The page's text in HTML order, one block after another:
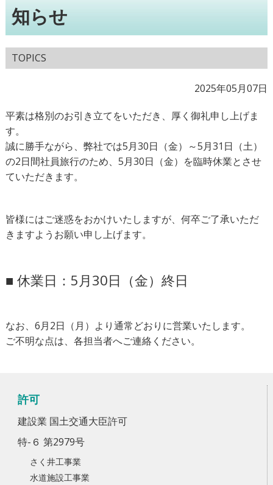
知らせ
TOPICS
2025年05月07日
平素は格別のお引き立てをいただき、厚く御礼申し上げま
す。
誠に勝手ながら、弊社では5月30日（金）～5月31日（土）
の2日間社員旅行のため、5月30日（金）を臨時休業とさせ
ていただきます。
皆様にはご迷惑をおかけいたしますが、何卒ご了承いただ
きますようお願い申し上げます。
■ 休業日：5月30日（金）終日
なお、6月2日（月）より通常どおりに営業いたします。
ご不明な点は、各担当者へご連絡ください。
許可
建設業 国土交通大臣許可
特-６ 第2979号
さく井工事業
水道施設工事業